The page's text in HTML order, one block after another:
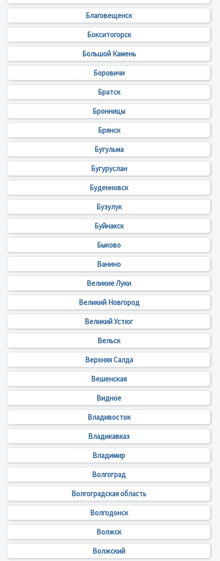
Благовещенск
Бокситогорск
Большой Камень
Боровичи
Братск
Бронницы
Брянск
Бугульма
Бугуруслан
Буденновск
Бузулук
Буйнакск
Быково
Ванино
Великие Луки
Великий Новгород
Великий Устюг
Вельск
Верхняя Салда
Вешенская
Видное
Владивосток
Владикавказ
Владимир
Волгоград
Волгоградская область
Волгодонск
Волжск
Волжский